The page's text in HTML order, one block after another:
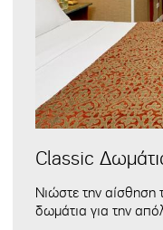
Classic
Νιώστε την αίσθηση
δωμάτιαγια την